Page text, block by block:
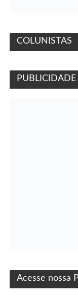
Folha Filmes
COLUNISTAS
PUBLICIDADE
Acesse nossa